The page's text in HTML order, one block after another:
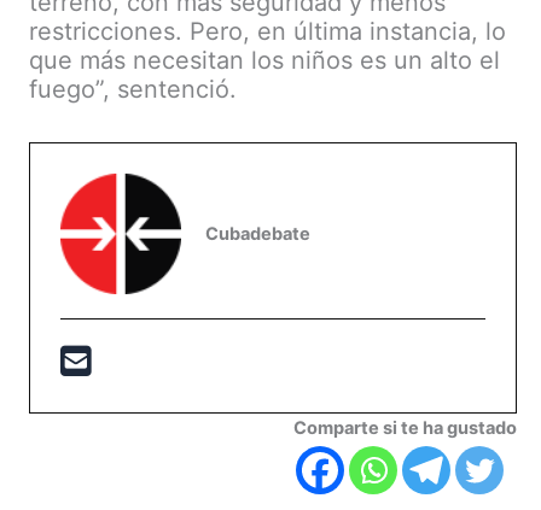
restricciones. Pero, en última instancia, lo
que más necesitan los niños es un alto el
fuego”, sentenció.
Cubadebate
Comparte si te ha gustado